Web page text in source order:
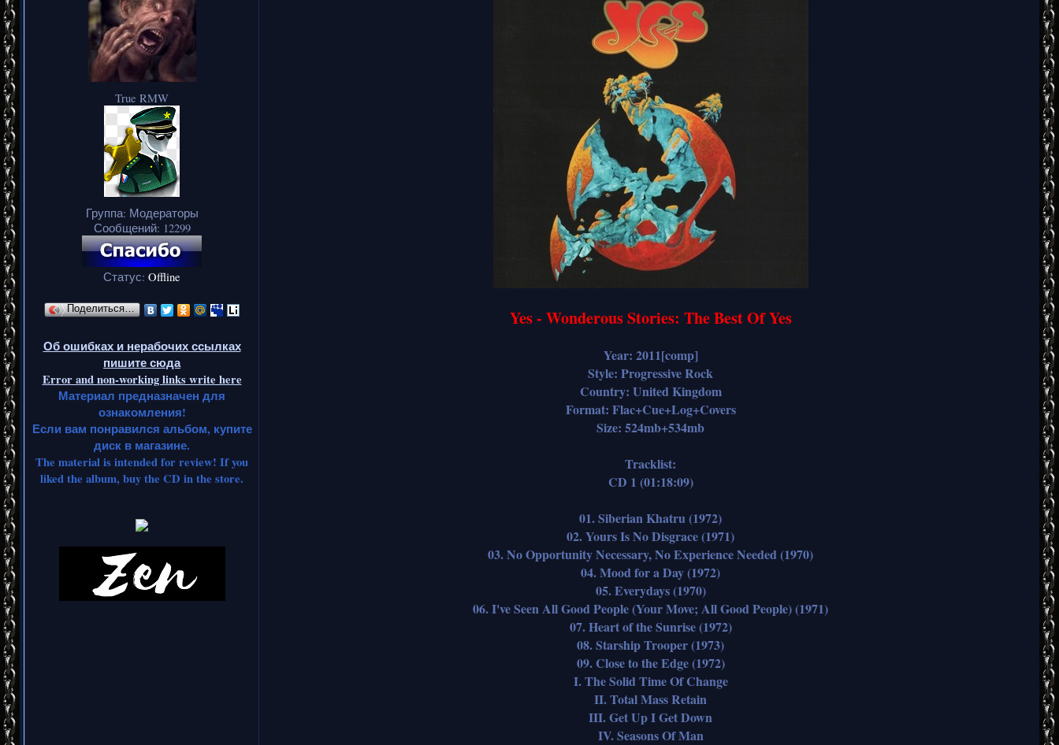
True RMW
Группа: Модераторы
Сообщений: 12299
Статус: Offline
Поделиться…
Об ошибках и нерабочих ссылках
пишите сюда
Error and non-working links write here
Материал предназначен для
ознакомления!
Если вам понравился альбом, купите
диск в магазине.
The material is intended for review! If you
liked the album, buy the CD in the store.
Yes - Wonderous Stories: The Best Of Yes
Year: 2011[comp]
Style: Progressive Rock
Country: United Kingdom
Format: Flac+Cue+Log+Covers
Size: 524mb+534mb
Tracklist:
CD 1 (01:18:09)
01. Siberian Khatru (1972)
02. Yours Is No Disgrace (1971)
03. No Opportunity Necessary, No Experience Needed (1970)
04. Mood for a Day (1972)
05. Everydays (1970)
06. I've Seen All Good People (Your Move; All Good People) (1971)
07. Heart of the Sunrise (1972)
08. Starship Trooper (1973)
09. Close to the Edge (1972)
I. The Solid Time Of Change
II. Total Mass Retain
III. Get Up I Get Down
IV. Seasons Of Man